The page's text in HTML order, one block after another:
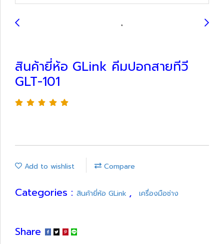
สินค้ายี่ห้อ GLink คีมปอกสายทีวี
GLT-101
Add to wishlist Compare
Categories : สินค้ายี่ห้อ GLink , เครื่องมือช่าง
Share